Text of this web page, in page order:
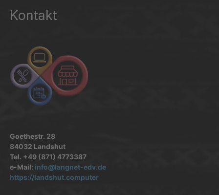
Kontakt
Goethestr. 28
84032 Landshut
Tel. +49 (871) 4773387
e-Mail: info@langnet-edv.de
https://landshut.computer